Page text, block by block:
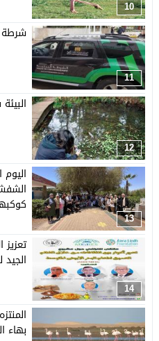
10
11
شرطة
12
13
اليوم
14
تعزيز
بهاء